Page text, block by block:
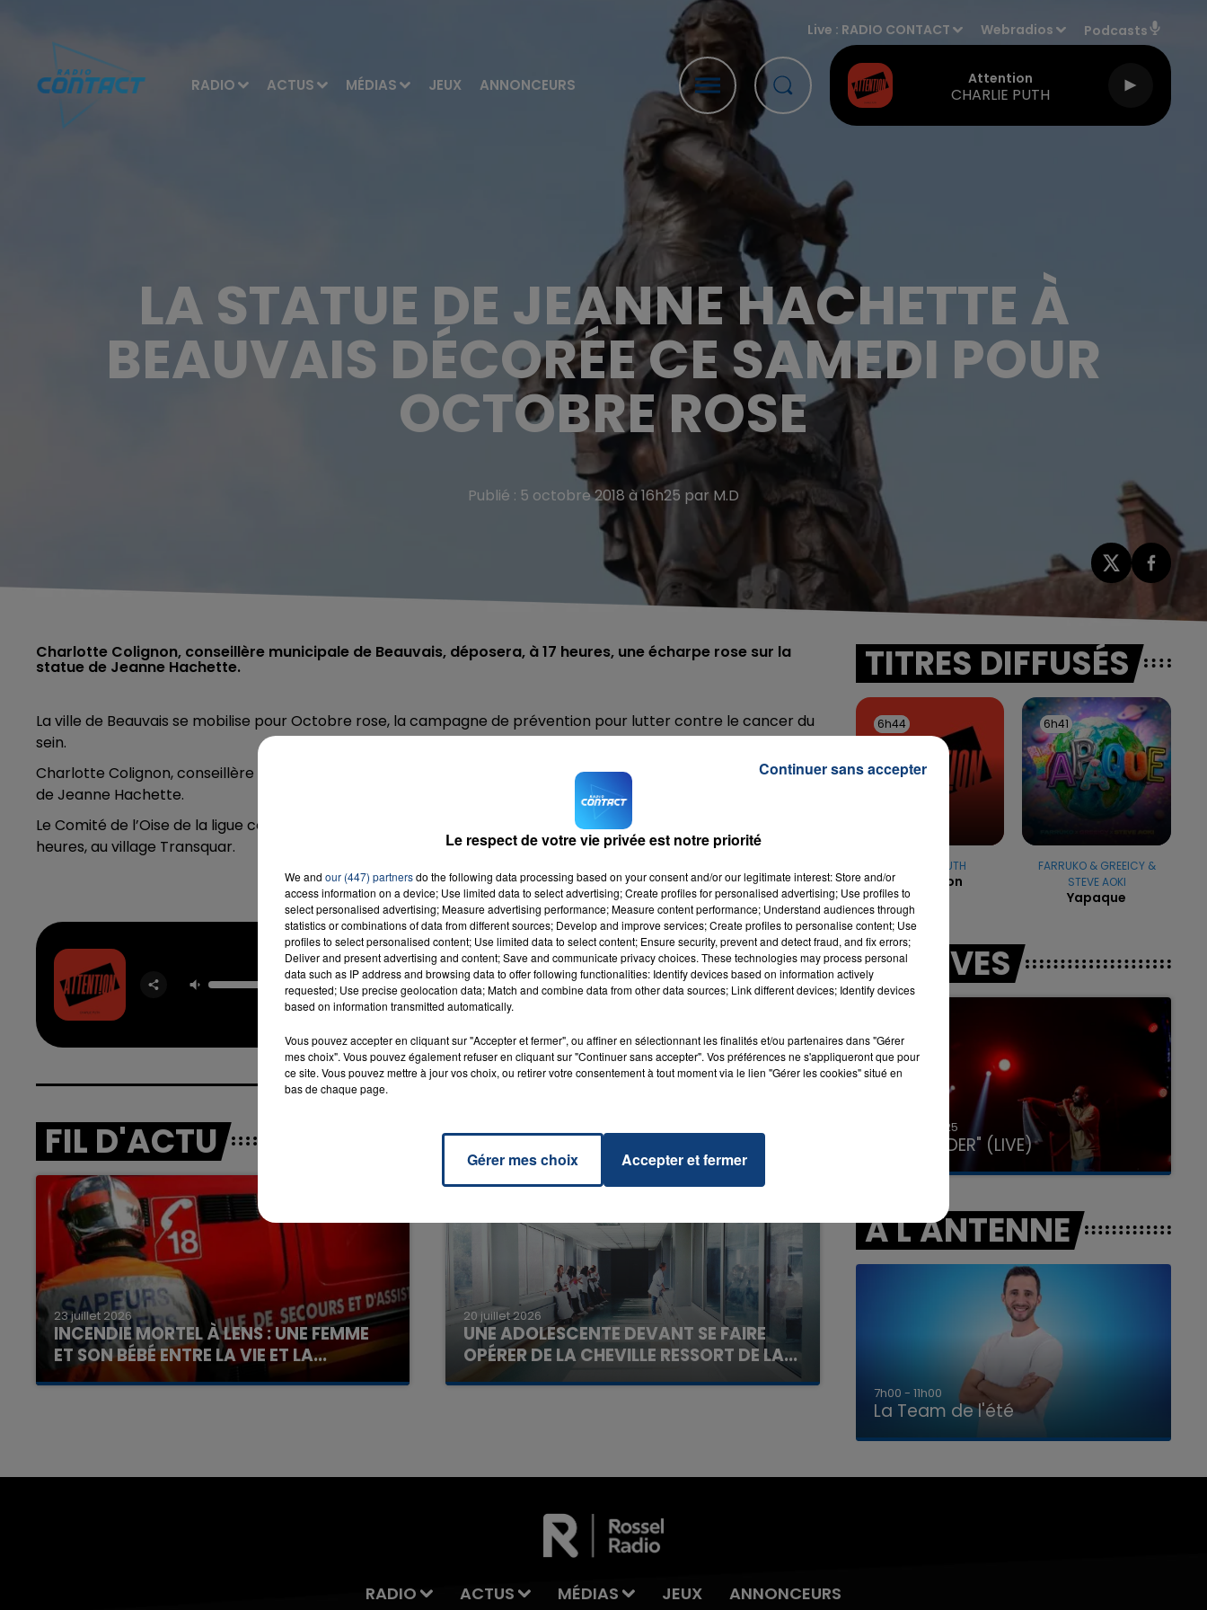
RADIO ACTUS MÉDIAS JEUX ANNONCEURS
Live : RADIO CONTACT Webradios Podcasts
Attention
CHARLIE PUTH
7h00 - 11h00
LA TEAM DE L'ÉTÉ
LA STATUE DE JEANNE HACHETTE À
BEAUVAIS DÉCORÉE CE SAMEDI POUR
OCTOBRE ROSE
Publié : 5 octobre 2018 à 16h25 par M.D
Charlotte Colignon, conseillère municipale de Beauvais, déposera, à 17 heures, une écharpe rose sur la
statue de Jeanne Hachette.
La ville de Beauvais se mobilise pour Octobre rose, la campagne de prévention pour lutter contre le cancer du
sein.
Charlotte Colignon, conseillère municipale de Beauvais, déposera, à 17 heures, une écharpe rose sur la statue
de Jeanne Hachette.
Le Comité de l’Oise de la ligue contre le cancer tiendra également un stand, ce dimanche de 9 heures à 12
heures, au village Transquar.
Attention
CHARLIE PUTH
RADIO CONTACT
FIL D'ACTU
23 juillet 2026
INCENDIE MORTEL À LENS : UNE FEMME
ET SON BÉBÉ ENTRE LA VIE ET LA...
Un homme s'est immolé par le feu après avoir
20 juillet 2026
UNE ADOLESCENTE DEVANT SE FAIRE
OPÉRER DE LA CHEVILLE RESSORT DE LA...
La famille a porté plainte contre la clinique qui a
TITRES DIFFUSÉS
6h44
6h44
CHARLIE PUTH
Attention
6h41
6h41
FARRUKO & GREEICY &
STEVE AOKI
Yapaque
LES LIVES
31 janvier 2025
GIMS "SPIDER" (LIVE)
A L'ANTENNE
7h00 - 11h00
La Team de l'été
RADIO ACTUS MÉDIAS JEUX ANNONCEURS
Le respect de votre vie privée est notre priorité
We and our (447) partnersdo the following data processing based on your consent and/or our legitimate interest: Store and/or
access information on a device; Use limited data to select advertising; Create profiles for personalised advertising; Use profiles to
select personalised advertising; Measure advertising performance; Measure content performance; Understand audiences through
statistics or combinations of data from different sources; Develop and improve services; Create profiles to personalise content; Use
profiles to select personalised content; Use limited data to select content; Ensure security, prevent and detect fraud, and fix errors;
Deliver and present advertising and content; Save and communicate privacy choices. These technologies may process personal
data such as IP address and browsing data to offer following functionalities: Identify devices based on information actively
requested; Use precise geolocation data; Match and combine data from other data sources; Link different devices; Identify devices
based on information transmitted automatically.
Vous pouvez accepter en cliquant sur "Accepter et fermer", ou affiner en sélectionnant les finalités et/ou partenaires dans "Gérer
mes choix". Vous pouvez également refuser en cliquant sur "Continuer sans accepter". Vos préférences ne s'appliqueront que pour
ce site. Vous pouvez mettre à jour vos choix, ou retirer votre consentement à tout moment via le lien "Gérer les cookies" situé en
bas de chaque page.
Gérer mes choix Accepter et fermer
Continuer sans accepter